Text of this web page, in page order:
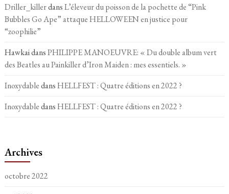
Driller_killerdansL’éleveur du poisson de la pochette de “Pink
Bubbles Go Ape” attaque HELLOWEEN en justice pour
“zoophilie”
HawkaidansPHILIPPE MANOEUVRE: « Du double album vert
des Beatles au Painkiller d’Iron Maiden : mes essentiels. »
InoxydabledansHELLFEST : Quatre éditions en 2022 ?
InoxydabledansHELLFEST : Quatre éditions en 2022 ?
Archives
octobre 2022